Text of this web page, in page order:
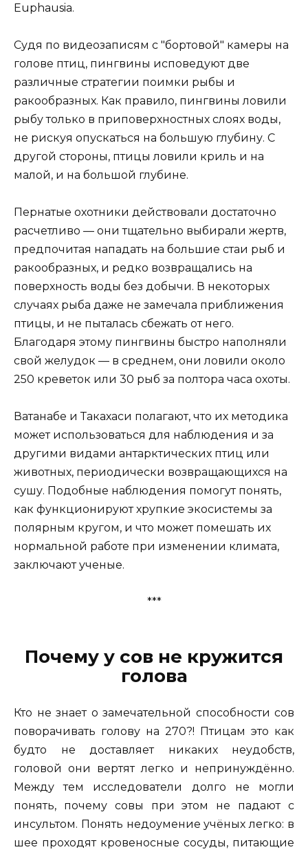
Euphausia.
Судя по видеозаписям с "бортовой" камеры на
голове птиц, пингвины исповедуют две
различные стратегии поимки рыбы и
ракообразных. Как правило, пингвины ловили
рыбу только в приповерхностных слоях воды,
не рискуя опускаться на большую глубину. С
другой стороны, птицы ловили криль и на
малой, и на большой глубине.
Пернатые охотники действовали достаточно
расчетливо — они тщательно выбирали жертв,
предпочитая нападать на большие стаи рыб и
ракообразных, и редко возвращались на
поверхность воды без добычи. В некоторых
случаях рыба даже не замечала приближения
птицы, и не пыталась сбежать от него.
Благодаря этому пингвины быстро наполняли
свой желудок — в среднем, они ловили около
250 креветок или 30 рыб за полтора часа охоты.
Ватанабе и Такахаси полагают, что их методика
может использоваться для наблюдения и за
другими видами антарктических птиц или
животных, периодически возвращающихся на
сушу. Подобные наблюдения помогут понять,
как функционируют хрупкие экосистемы за
полярным кругом, и что может помешать их
нормальной работе при изменении климата,
заключают ученые.
***
Почему у сов не кружится
голова
Кто не знает о замечательной способности сов
поворачивать голову на 270?! Птицам это как
будто не доставляет никаких неудобств,
головой они вертят легко и непринуждённо.
Между тем исследователи долго не могли
понять, почему совы при этом не падают с
инсультом. Понять недоумение учёных легко: в
шее проходят кровеносные сосуды, питающие